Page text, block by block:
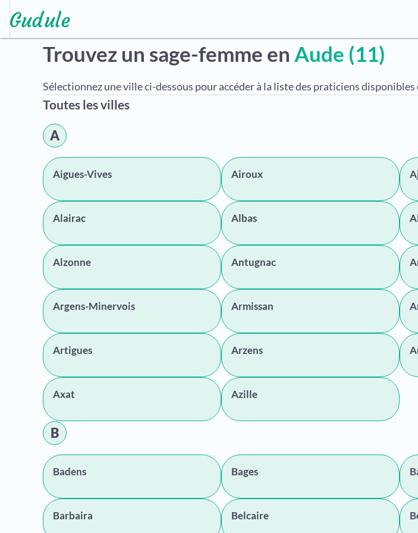
Trouvez un sage-femme en Aude (11)
Sélectionnez une ville ci-dessous pour accéder à la liste des praticiens
Toutes les villes
A
Aigues-Vives Airoux
Alairac Albas
Alzonne Antugnac
Argens-Minervois Armissan
Artigues Arzens
Axat Azille
B
Badens Bages
Barbaira Belcaire